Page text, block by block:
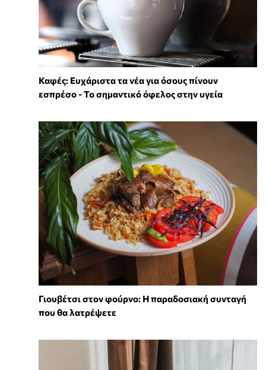
Καφές: Ευχάριστα τα νέα για όσους πίνουν
εσπρέσο - Το σημαντικό όφελος στην υγεία
Γιουβέτσι στον φούρνο: Η παραδοσιακή συνταγή
που θα λατρέψετε